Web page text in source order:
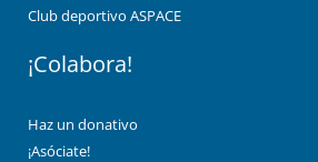
Club deportivo ASPACE
¡Colabora!
Haz un donativo
¡Asóciate!